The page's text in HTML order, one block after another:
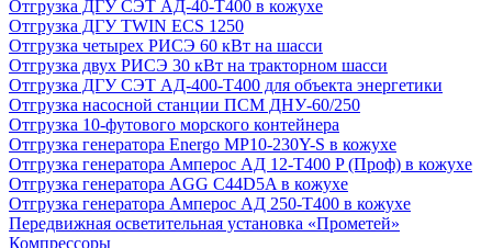
Отгрузка ДГУ СЭТ АД-40-Т400 в кожухе
Отгрузка ДГУ TWIN ECS 1250
Отгрузка четырех РИСЭ 60 кВт на шасси
Отгрузка двух РИСЭ 30 кВт на тракторном шасси
Отгрузка ДГУ СЭТ АД-400-Т400 для объекта энергетики
Отгрузка насосной станции ПСМ ДНУ-60/250
Отгрузка 10-футового морского контейнера
Отгрузка генератора Energo MP10-230Y-S в кожухе
Отгрузка генератора Амперос АД 12-Т400 P (Проф) в кожухе
Отгрузка генератора AGG C44D5A в кожухе
Отгрузка генератора Амперос АД 250-Т400 в кожухе
Передвижная осветительная установка «Прометей»
Компрессоры